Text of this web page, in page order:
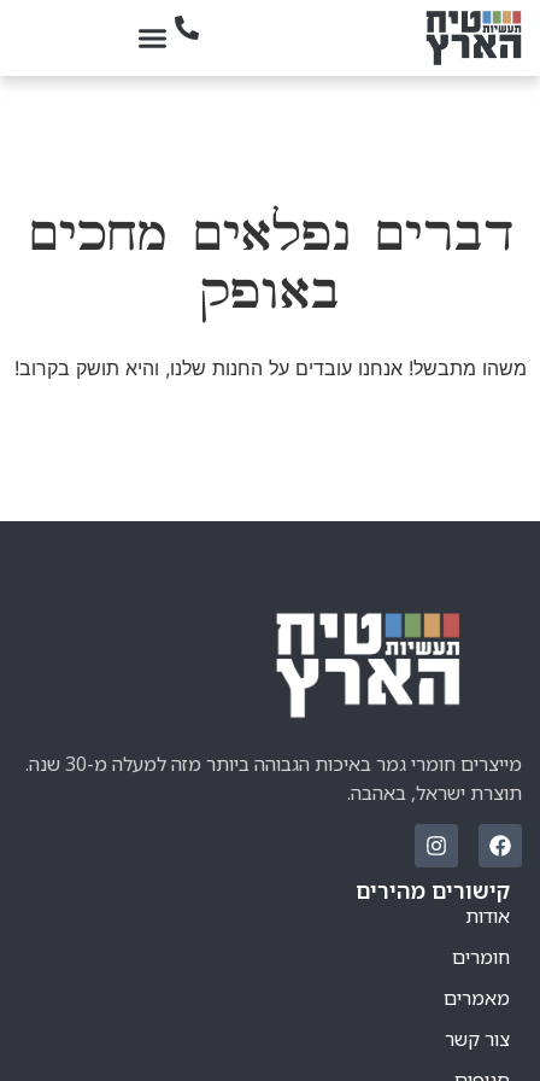
דברים נפלאים מחכים
באופק
משהו מתבשל! אנחנו עובדים על החנות שלנו, והיא תושק בקרוב!
מייצרים חומרי גמר באיכות הגבוהה ביותר מזה למעלה מ-30 שנה.
תוצרת ישראל, באהבה.
קישורים מהירים
אודות
חומרים
מאמרים
צור קשר